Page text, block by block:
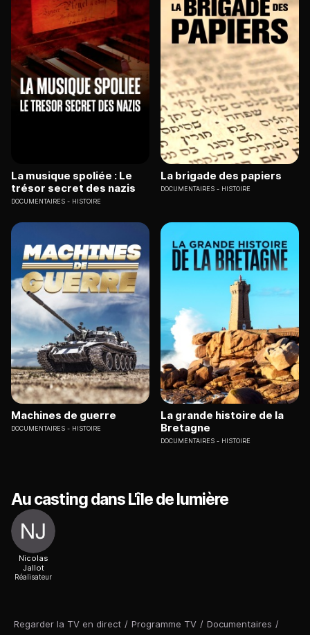
Regarder la TV en direct / Programme TV / Documentaires /
La musique spoliée : Le
trésor secret des nazis
DOCUMENTAIRES HISTOIRE
La brigade des papiers
DOCUMENTAIRES HISTOIRE
Machines de guerre
DOCUMENTAIRES HISTOIRE
La grande histoire de la
Bretagne
DOCUMENTAIRES HISTOIRE
Au casting dans L'île de lumière
Nicolas
Jallot
Réalisateur